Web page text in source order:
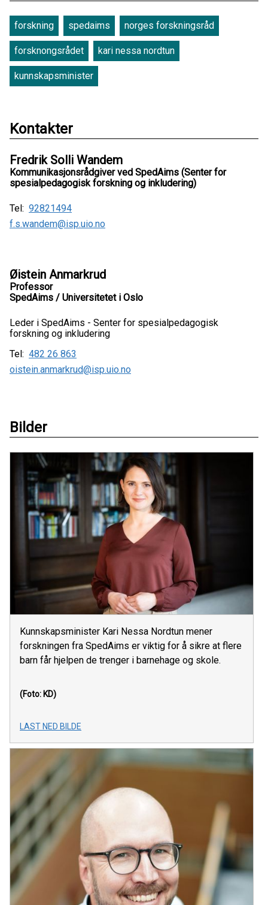
forskning spedaims norges forskningsråd
forsknongsrådet kari nessa nordtun
kunnskapsminister
Kontakter
Fredrik Solli Wandem
Kommunikasjonsrådgiver ved SpedAims (Senter for
spesialpedagogisk forskning og inkludering)
Tel: 92821494
f.s.wandem@isp.uio.no
Øistein Anmarkrud
Professor
SpedAims / Universitetet i Oslo
Leder i SpedAims - Senter for spesialpedagogisk
forskning og inkludering
Tel: 482 26 863
oistein.anmarkrud@isp.uio.no
Bilder
Kunnskapsminister Kari Nessa Nordtun mener
forskningen fra SpedAims er viktig for å sikre at flere
barn får hjelpen de trenger i barnehage og skole.
(Foto: KD)
LAST NED BILDE